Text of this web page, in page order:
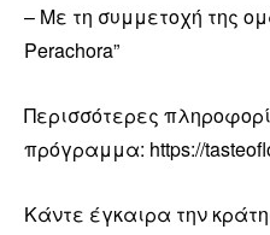
– Με τη συμμετοχή της
Perachora”
Περισσότερες
πρόγραμμα: https://
Κάντε έγκαιρα την